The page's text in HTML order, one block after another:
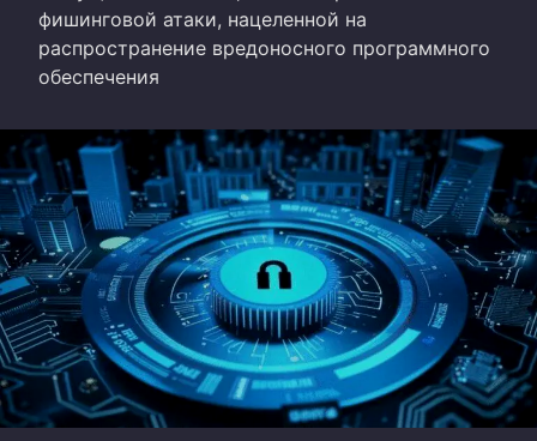
фишинговой атаки, нацеленной на
распространение вредоносного программного
обеспечения